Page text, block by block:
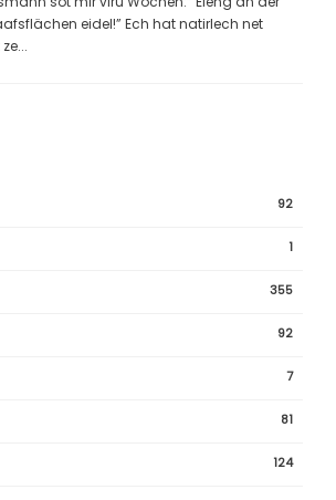
eidel!” Ech hat natirlech net
92
1
355
92
7
81
124